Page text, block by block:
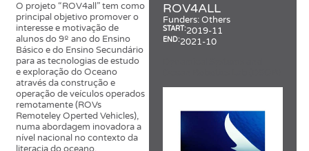
O projeto “ROV4all” tem como
principal objetivo promover o
interesse e motivação de
alunos do 9º ano do Ensino
Básico e do Ensino Secundário
para as tecnologias de estudo
e exploração do Oceano
através da construção e
operação de veículos operados
remotamente (ROVs
Remoteley Operted Vehicles),
numa abordagem inovadora a
nível nacional no contexto da
ROV4ALL
Funders:Others
START:2019-11
END:2021-10